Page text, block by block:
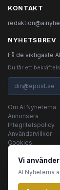
KONTAKT
NYHETSBREV
Få de viktigaste
Du får ett
Om AI Nyheterna
Annonsera
Integritetspolicy
Användarvillkor
Cookies
© 2026 AI
Vi
AI Nyheterna